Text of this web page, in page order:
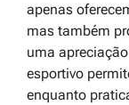
apenas
mas também
uma
esportivo
enquanto